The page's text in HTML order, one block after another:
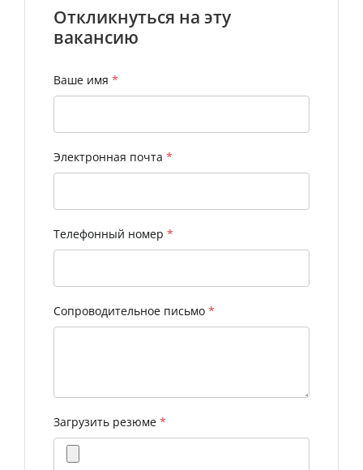
Откликнуться на эту
вакансию
Ваше имя *
Электронная почта *
Телефонный номер *
Сопроводительное письмо *
Загрузить резюме *